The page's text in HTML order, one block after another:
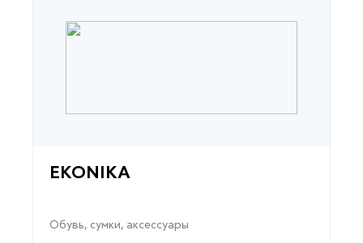
EKONIKA
Обувь, сумки, аксессуары